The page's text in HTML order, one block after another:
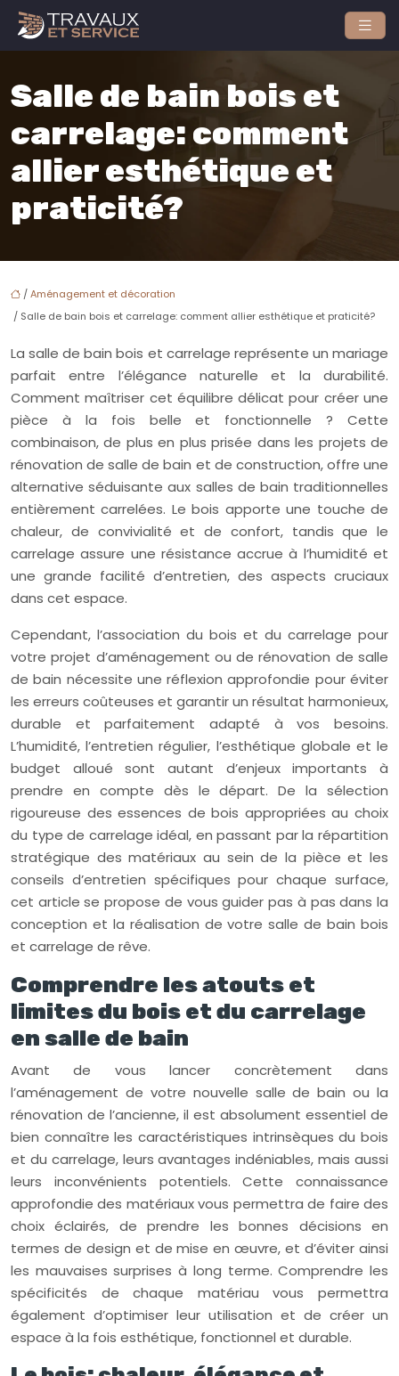
Salle de bain bois et
carrelage: comment
allier esthétique et
praticité?
/Aménagement et décoration
/ Salle de bain bois et carrelage: comment allier esthétique et praticité?
La salle de bain bois et carrelage représente un mariage
parfait entre l’élégance naturelle et la durabilité.
Comment maîtriser cet équilibre délicat pour créer une
pièce à la fois belle et fonctionnelle ? Cette
combinaison, de plus en plus prisée dans les projets de
rénovation de salle de bain et de construction, offre une
alternative séduisante aux salles de bain traditionnelles
entièrement carrelées. Le bois apporte une touche de
chaleur, de convivialité et de confort, tandis que le
carrelage assure une résistance accrue à l’humidité et
une grande facilité d’entretien, des aspects cruciaux
dans cet espace.
Cependant, l’association du bois et du carrelage pour
votre projet d’aménagement ou de rénovation de salle
de bain nécessite une réflexion approfondie pour éviter
les erreurs coûteuses et garantir un résultat harmonieux,
durable et parfaitement adapté à vos besoins.
L’humidité, l’entretien régulier, l’esthétique globale et le
budget alloué sont autant d’enjeux importants à
prendre en compte dès le départ. De la sélection
rigoureuse des essences de bois appropriées au choix
du type de carrelage idéal, en passant par la répartition
stratégique des matériaux au sein de la pièce et les
conseils d’entretien spécifiques pour chaque surface,
cet article se propose de vous guider pas à pas dans la
conception et la réalisation de votre salle de bain bois
et carrelage de rêve.
Comprendre les atouts et
limites du bois et du carrelage
en salle de bain
Avant de vous lancer concrètement dans
l’aménagement de votre nouvelle salle de bain ou la
rénovation de l’ancienne, il est absolument essentiel de
bien connaître les caractéristiques intrinsèques du bois
et du carrelage, leurs avantages indéniables, mais aussi
leurs inconvénients potentiels. Cette connaissance
approfondie des matériaux vous permettra de faire des
choix éclairés, de prendre les bonnes décisions en
termes de design et de mise en œuvre, et d’éviter ainsi
les mauvaises surprises à long terme. Comprendre les
spécificités de chaque matériau vous permettra
également d’optimiser leur utilisation et de créer un
espace à la fois esthétique, fonctionnel et durable.